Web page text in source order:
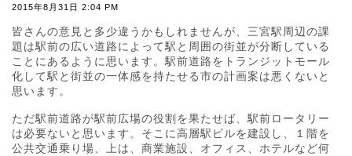
2015年8月31日 2:04 PM
皆さんの意見と多少違うかもしれませんが、三宮駅周辺の課
題は駅前の広い道路によって駅と周囲の街並が分断している
ことにあるように思います。駅前道路をトランジットモール
化して駅と街並の一体感を持たせる市の計画案は悪くないと
思います。
ただ駅前道路が駅前広場の役割を果たせば、駅前ロータリー
は必要ないと思います。そこに高層駅ビルを建設し、１階を
公共交通乗り場、上は、商業施設、オフィス、ホテルなど何